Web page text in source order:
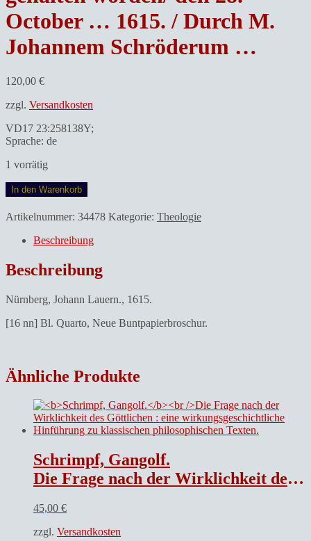
October … 1615. / Durch M.
Johannem Schröderum …
120,00 €
zzgl. Versandkosten
VD17 23:258138Y;
Sprache: de
1 vorrätig
Schröder,
Johann.Eine
Christliche
Einweyhung
deß/
Christmilde
unnd
Edlen
Wolweisen
Reichsstatt
Nürmberg/
Liechtenaw
In den Warenkorb
Artikelnummer: 34478 Kategorie: Theologie
Beschreibung
Beschreibung
Nürnberg, Johann Lauern., 1615.
[16 nn] Bl. Quarto, Neue Buntpapierbroschur.
Ähnliche Produkte
Schrimpf, Gangolf.
Die Frage nach der Wirklichkeit des Göttlichen : eine wirkungsgeschichtliche Hinführung zu klassischen philosophischen Texten.
45,00 €
zzgl. Versandkosten